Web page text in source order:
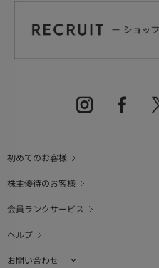
初めてのお客様
株主優待のお客様
会員ランクサービス
ヘルプ
お問い合わせ